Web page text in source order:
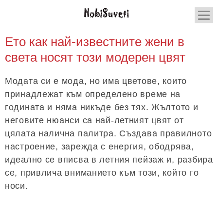
Ето как най-известните жени в
света носят този модерен цвят
Модата си е мода, но има цветове, които
принадлежат към определено време на
годината и няма никъде без тях. Жълтото и
неговите нюанси са най-летният цвят от
цялата налична палитра. Създава правилното
настроение, зарежда с енергия, ободрява,
идеално се вписва в летния пейзаж и, разбира
се, привлича вниманието към този, който го
носи.